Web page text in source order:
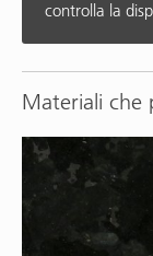
controlla la
Materiali che